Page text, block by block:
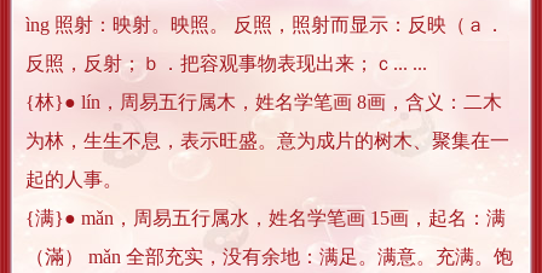
ìng 照射：映射。映照。 反照，照射而显示：反映（ａ．
反照，反射；ｂ．把容观事物表现出来；ｃ... ...
{林}● lín，周易五行属木，姓名学笔画 8画，含义：二木
为林，生生不息，表示旺盛。意为成片的树木、聚集在一
起的人事。
{满}● mǎn，周易五行属水，姓名学笔画 15画，起名：满
（滿） mǎn 全部充实，没有余地：满足。满意。充满。饱